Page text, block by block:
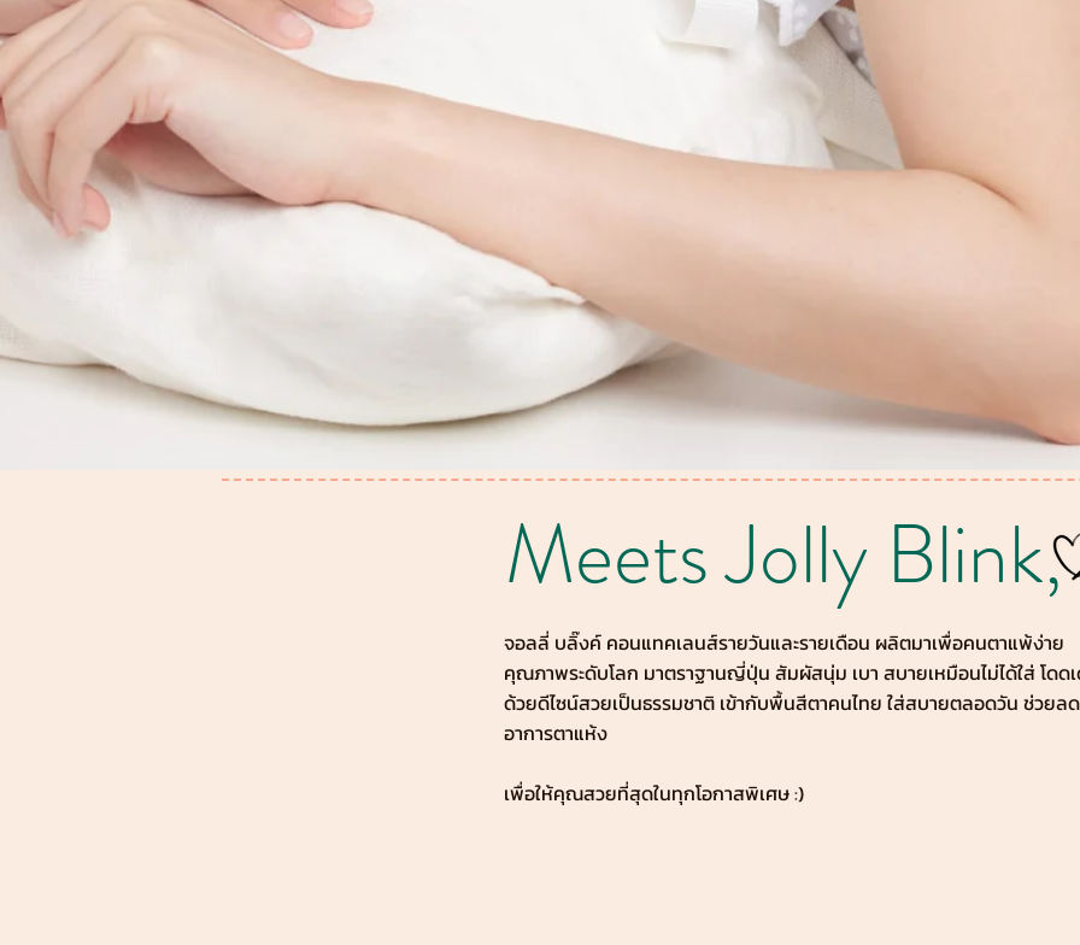
Meets Jolly Blink,
จอลลี่ บลิ๊งค์ คอนแทคเลนส์รายวันและรายเดือน ผลิตมาเพื่อคนตาแพ้ง่าย
คุณภาพระดับโลก มาตราฐานญี่ปุ่น สัมผัสนุ่ม เบา สบายเหมือนไม่ได้ใส่ โดด
ด้วยดีไซน์สวยเป็นธรรมชาติ เข้ากับพื้นสีตาคนไทย ใส่สบายตลอดวัน ช่วยลด
อาการตาแห้ง
เพื่อให้คุณสวยที่สุดในทุกโอกาสพิเศษ :)